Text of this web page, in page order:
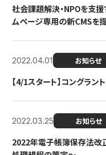
社会課題解決・NPOを支援
ムページ専用の新CMSを
2022.04.01 お知らせ
【4/1スタート】コングラン
2022.03.25 お知らせ
2022年電子帳簿保存法改